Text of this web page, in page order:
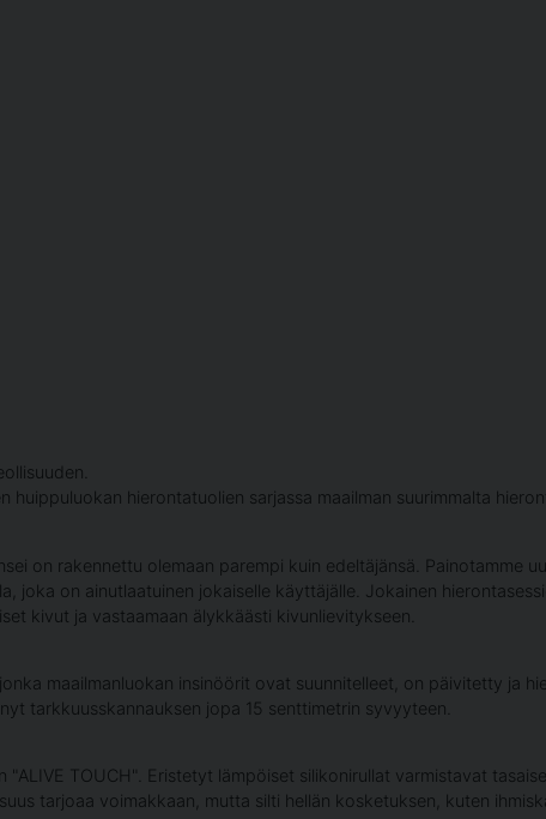
huippuluokan hierontatuolien sarjassa maailman suurimmalta
on rakennettu olemaan parempi kuin edeltäjänsä. Painotamme
joka on ainutlaatuinen jokaiselle käyttäjälle. Jokainen
kivut ja vastaamaan älykkäästi kivunlievitykseen.
maailmanluokan insinöörit ovat suunnitelleet, on päivitetty ja
tarkkuusskannauksen jopa 15 senttimetrin syvyyteen.
"ALIVE TOUCH". Eristetyt lämpöiset silikonirullat varmistavat
tarjoaa voimakkaan, mutta silti hellän kosketuksen, kuten